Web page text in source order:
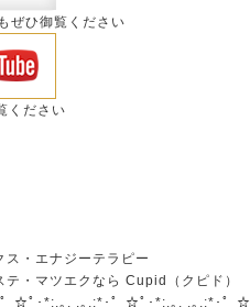
ぜひ御覧ください
ください
ス・エナジーテラピー
・マツエクなら Cupid（クピド）
☆ﾟ･*:.｡. .｡.:*･゜☆ﾟ･*:.｡. .｡.:*･゜☆